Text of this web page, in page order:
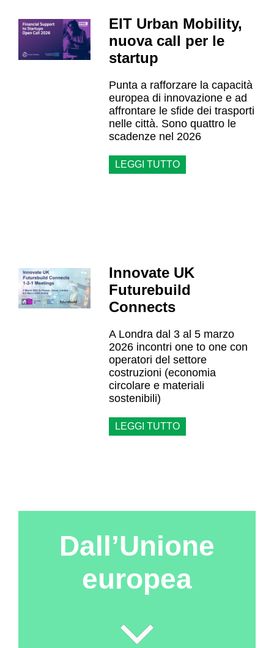
EIT Urban Mobility,
nuova call per le
startup
Punta a rafforzare la capacità
europea di innovazione e ad
affrontare le sfide dei trasporti
nelle città. Sono quattro le
scadenze nel 2026
LEGGI TUTTO
Innovate UK
Futurebuild
Connects
A Londra dal 3 al 5 marzo
2026 incontri one to one con
operatori del settore
costruzioni (economia
circolare e materiali
sostenibili)
LEGGI TUTTO
Dall’Unione
europea